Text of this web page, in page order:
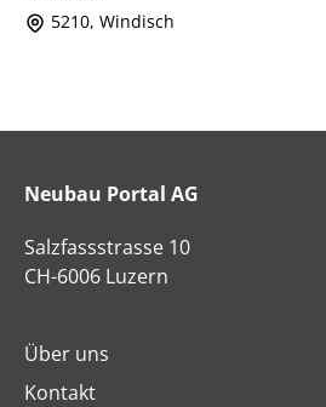
5210, Windisch
Neubau Portal AG
Salzfassstrasse 10
CH-6006 Luzern
Über uns
Kontakt